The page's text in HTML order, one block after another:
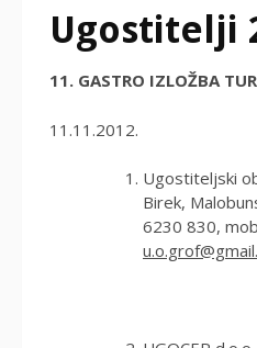
Ugostitelji
11. GASTRO IZLOŽBA
11.11.2012.
Ugostiteljski
Birek,
6230 830,